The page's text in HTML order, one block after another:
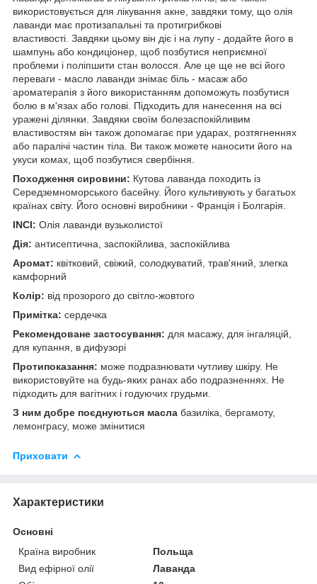
використовується для лікування акне, завдяки тому, що олія
лаванди має протизапальні та протигрибкові
властивості. Завдяки цьому він діє і на лупу - додайте його в
шампунь або кондиціонер, щоб позбутися неприємної
проблеми і поліпшити стан волосся. Але це ще не всі його
переваги - масло лаванди знімає біль - масаж або
ароматерапія з його використанням допоможуть позбутися
болю в м'язах або голові. Підходить для нанесення на всі
уражені ділянки. Завдяки своїм болезаспокійливим
властивостям він також допомагає при ударах, розтягненнях
або паралічі частин тіла. Ви також можете наносити його на
укуси комах, щоб позбутися свербіння.
Походження сировини: Кутова лаванда походить із
Середземноморського басейну. Його культивують у багатьох
країнах світу. Його основні виробники - Франція і Болгарія.
INCI: Олія лаванди вузьколистої
Дія: антисептична, заспокійлива, заспокійлива
Аромат: квітковий, свіжий, солодкуватий, трав'яний, злегка
камфорний
Колір: від прозорого до світло-жовтого
Примітка: сердечка
Рекомендоване застосування: для масажу, для інгаляцій,
для купання, в дифузорі
Протипоказання: може подразнювати чутливу шкіру. Не
використовуйте на будь-яких ранах або подразненнях. Не
підходить для вагітних і годуючих грудьми.
З ним добре поєднуються масла базиліка, бергамоту,
лемонграсу, може змінитися
Приховати
Характеристики
Основні
Країна виробник
Польща
Вид ефірної олії
Лаванда